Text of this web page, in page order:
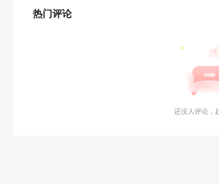
热门评论
还没人评论，